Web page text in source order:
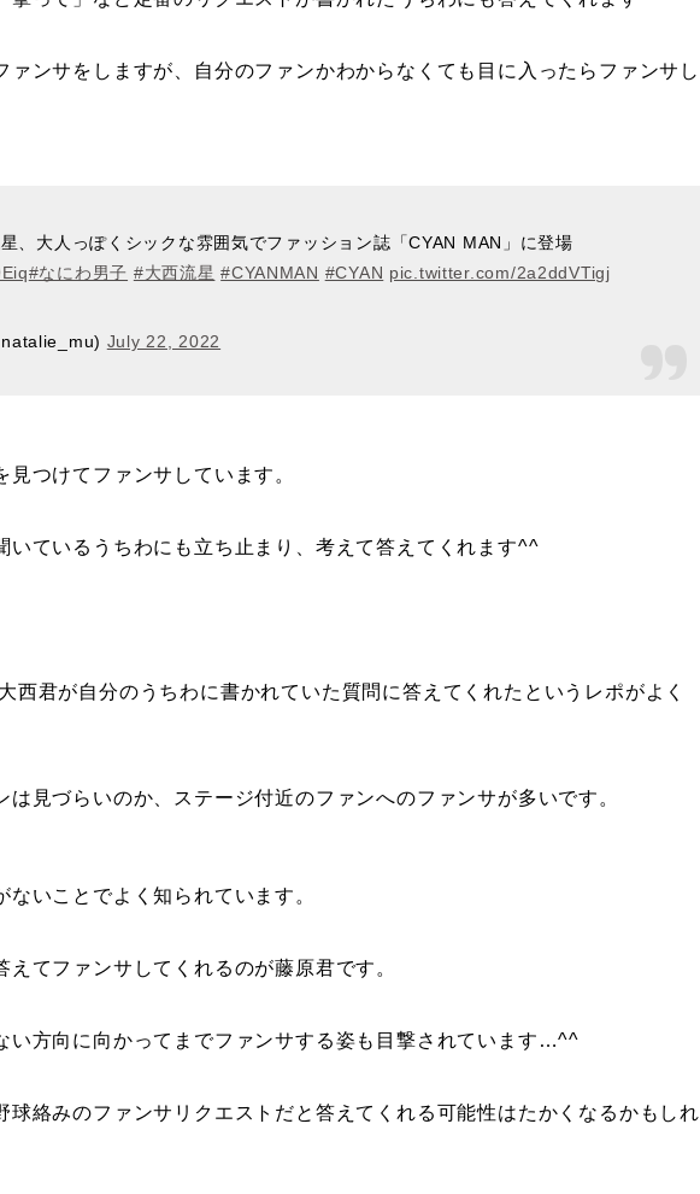
ァンサをしますが、自分のファンかわからなくても目に入ったらファンサし
、大人っぽくシックな雰囲気でファッション誌「CYAN MAN」に登場
#なにわ男子 #大西流星 #CYANMAN #CYAN pic.twitter.com/2a2ddVTigj
July 22, 2022
つけてファンサしています。
いているうちわにも立ち止まり、考えて答えてくれます^^
西君が自分のうちわに書かれていた質問に答えてくれたというレポがよく
は見づらいのか、ステージ付近のファンへのファンサが多いです。
いことでよく知られています。
えてファンサしてくれるのが藤原君です。
い方向に向かってまでファンサする姿も目撃されています…^^
球絡みのファンサリクエストだと答えてくれる可能性はたかくなるかもしれ